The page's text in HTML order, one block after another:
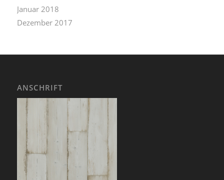
Januar 2018
Dezember 2017
ANSCHRIFT